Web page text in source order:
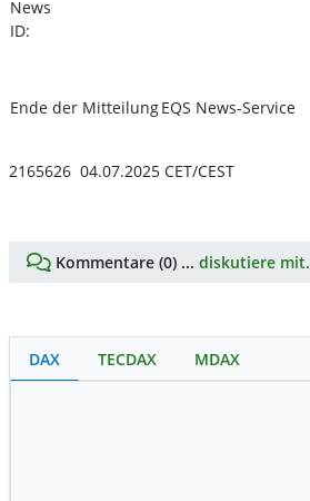
News
ID:
Ende der MitteilungEQS News-Service
2165626 04.07.2025 CET/CEST
Kommentare (0) ... diskutiere mit.
DAX TECDAX MDAX